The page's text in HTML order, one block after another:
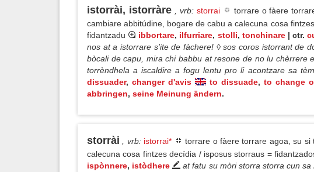
istorrài, istorràre , vrb: storrai
torrare o fàere
cambiare abbitúdine, bogare de cabu a calecuna cosa
fidantzadu
ibbortare, ilfurriare, stolli, tonchinare | ctr.
nos at a istorrare s'ite de fàchere! ◊ sos coros istorrant de
bòcali de capu, mira chi babbu at resone de no lu
torrèndhela a iscaldire a fogu lentu pro li acontzare sa
dissuader, changer d'avis to dissuade, to change
abbringen, seine Meinung ändern.
storrài , vrb: istorrai*
torrare o fàere torrare agoa, su
calecuna cosa fintzes decídia / isposus storraus =
ispònnere, istòdhere
at fatu su mòri storra storra cun